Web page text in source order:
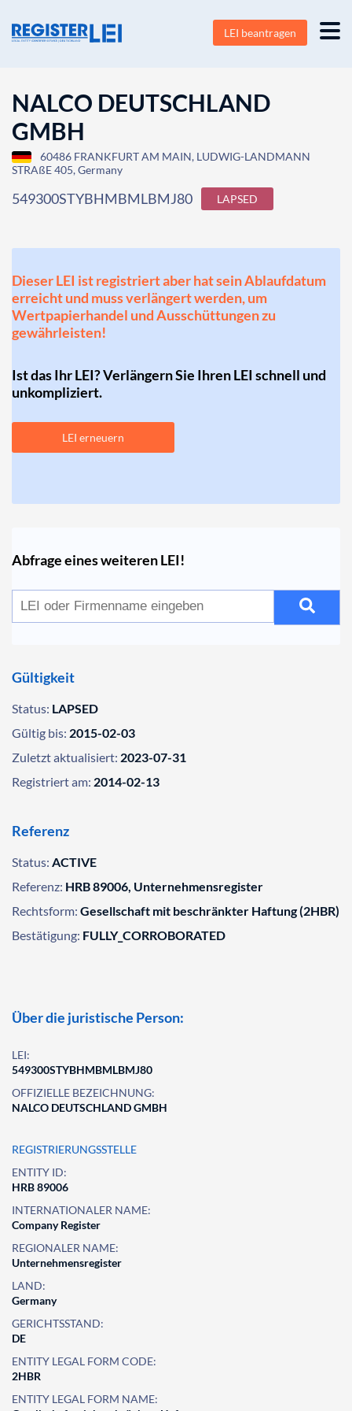
LEI beantragen
NALCO DEUTSCHLAND
GMBH
60486 FRANKFURT AM MAIN, LUDWIG-LANDMANN
STRAßE 405, Germany
549300STYBHMBMLBMJ80 LAPSED
Dieser LEI ist registriert aber hat sein Ablaufdatum
erreicht und muss verlängert werden, um
Wertpapierhandel und Ausschüttungen zu
gewährleisten!
Ist das Ihr LEI? Verlängern Sie Ihren LEI schnell und
unkompliziert.
LEI erneuern
Abfrage eines weiteren LEI!
Gültigkeit
Status: LAPSED
Gültig bis: 2015-02-03
Zuletzt aktualisiert: 2023-07-31
Registriert am: 2014-02-13
Referenz
Status: ACTIVE
Referenz: HRB 89006, Unternehmensregister
Rechtsform: Gesellschaft mit beschränkter Haftung (2HBR)
Bestätigung: FULLY_CORROBORATED
Über die juristische Person:
LEI:
549300STYBHMBMLBMJ80
OFFIZIELLE BEZEICHNUNG:
NALCO DEUTSCHLAND GMBH
REGISTRIERUNGSSTELLE
ENTITY ID:
HRB 89006
INTERNATIONALER NAME:
Company Register
REGIONALER NAME:
Unternehmensregister
LAND:
Germany
GERICHTSSTAND:
DE
ENTITY LEGAL FORM CODE:
2HBR
ENTITY LEGAL FORM NAME: